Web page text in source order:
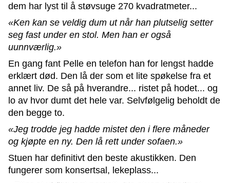
dem har lyst til å støvsuge 270 kvadratmeter...
«Ken kan se veldig dum ut når han plutselig setter
seg fast under en stol. Men han er også
uunnværlig.»
En gang fant Pelle en telefon han for lengst hadde
erklært død. Den lå der som et lite spøkelse fra et
annet liv. De så på hverandre... ristet på hodet... og
lo av hvor dumt det hele var. Selvfølgelig beholdt de
den begge to.
«Jeg trodde jeg hadde mistet den i flere måneder
og kjøpte en ny. Den lå rett under sofaen.»
Stuen har definitivt den beste akustikken. Den
fungerer som konsertsal, lekeplass...